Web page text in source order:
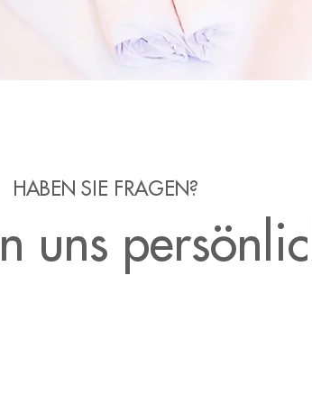
HABEN SIE FRAGEN?
uns